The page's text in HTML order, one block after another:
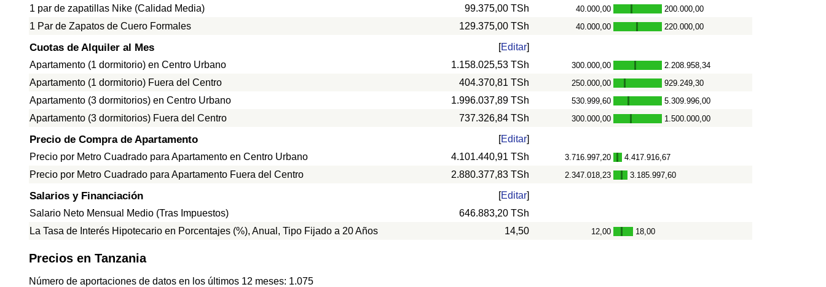
1 par de zapatillas Nike (Calidad Media) 99.375,00 TSh 40.000,00 - 200.000,00
1 Par de Zapatos de Cuero Formales 129.375,00 TSh 40.000,00 - 220.000,00
Cuotas de Alquiler al Mes [Editar]
Apartamento (1 dormitorio) en Centro Urbano
1.158.025,53 TSh 300.000,00 - 2.208.958,34
Apartamento (1 dormitorio) Fuera del Centro 404.370,81 TSh 250.000,00 - 929.249,30
Apartamento (3 dormitorios) en Centro Urbano 1.996.037,89 TSh 530.999,60 - 5.309.996,00
Apartamento (3 dormitorios) Fuera del Centro 737.326,84 TSh 300.000,00 - 1.500.000,00
Precio de Compra de Apartamento [Editar]
Precio por Metro Cuadrado para Apartamento en Centro Urbano
4.101.440,91 TSh 3.716.997,20 - 4.417.916,67
Precio por Metro Cuadrado para Apartamento Fuera del Centro 2.880.377,83 TSh 2.347.018,23 - 3.185.997,60
Salarios y Financiación [Editar]
Salario Neto Mensual Medio (Tras Impuestos)
646.883,20 TSh
La Tasa de Interés Hipotecario en Porcentajes (%), Anual, Tipo Fijado a 20 Años
14,50 12,00 - 18,00
Precios en Tanzania
Número de aportaciones de datos en los últimos 12 meses: 1.075